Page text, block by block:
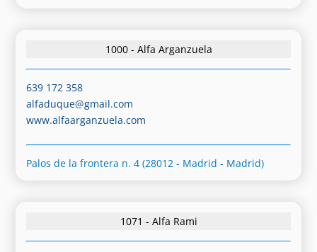
1000 - Alfa Arganzuela
639 172 358
alfaduque@gmail.com
www.alfaarganzuela.com
Palos de la frontera n. 4 (28012 - Madrid - Madrid)
1071 - Alfa Rami